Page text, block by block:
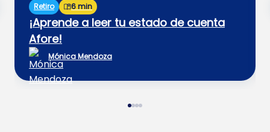
Retiro 6 min
¡Aprende a leer tu estado de cuenta
Afore!
Mónica Mendoza